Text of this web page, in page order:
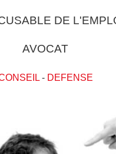
DE
AVOCAT
- DEFENSE